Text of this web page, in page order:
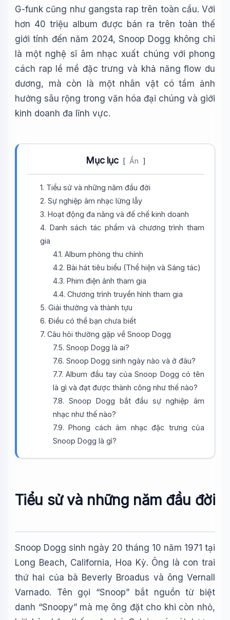
G-funk cũng như gangsta rap trên toàn cầu. Với
hơn 40 triệu album được bán ra trên toàn thế
giới tính đến năm 2024, Snoop Dogg không chỉ
là một nghệ sĩ âm nhạc xuất chúng với phong
cách rap lề mề đặc trưng và khả năng flow du
dương, mà còn là một nhân vật có tầm ảnh
hưởng sâu rộng trong văn hóa đại chúng và giới
kinh doanh đa lĩnh vực.
Mục lục [ Ẩn ]
1. Tiểu sử và những năm đầu đời
2. Sự nghiệp âm nhạc lừng lẫy
3. Hoạt động đa năng và đế chế kinh doanh
4. Danh sách tác phẩm và chương trình tham
gia
4.1. Album phòng thu chính
4.2. Bài hát tiêu biểu (Thể hiện và Sáng tác)
4.3. Phim điện ảnh tham gia
4.4. Chương trình truyền hình tham gia
5. Giải thưởng và thành tựu
6. Điều có thể bạn chưa biết
7. Câu hỏi thường gặp về Snoop Dogg
7.5. Snoop Dogg là ai?
7.6. Snoop Dogg sinh ngày nào và ở đâu?
7.7. Album đầu tay của Snoop Dogg có tên
là gì và đạt được thành công như thế nào?
7.8. Snoop Dogg bắt đầu sự nghiệp âm
nhạc như thế nào?
7.9. Phong cách âm nhạc đặc trưng của
Snoop Dogg là gì?
Tiểu sử và những năm đầu đời
Snoop Dogg sinh ngày 20 tháng 10 năm 1971 tại
Long Beach, California, Hoa Kỳ. Ông là con trai
thứ hai của bà Beverly Broadus và ông Vernall
Varnado. Tên gọi “Snoop” bắt nguồn từ biệt
danh “Snoopy” mà mẹ ông đặt cho khi còn nhỏ,
🤖 Wiki Trợ Lý
Sẵn sàng hỗ trợ
🎓
Tôi là trợ lý AI của TuDienWiki. Hãy hỏi tôi bất kỳ điều gì
về các bài viết trên Wiki!
📚 Lịch sử Việt Nam
🔬 Albert Einstein